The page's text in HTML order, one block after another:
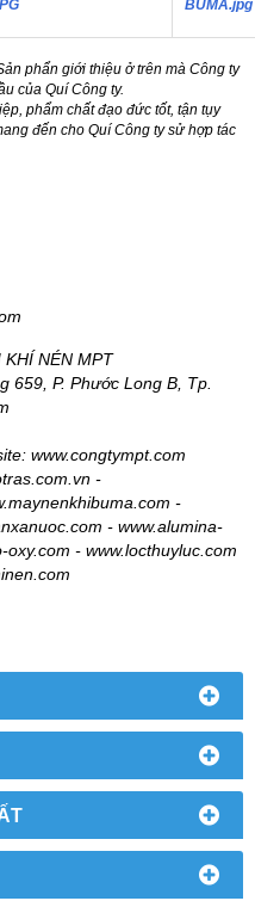
phẩn giới thiệu ở trên mà Công ty
của Quí Công ty.
phẩm chất đạo đức tốt, tận tụy
đến cho Quí Công ty sử hợp tác
KHÍ NÉN MPT
659, P. Phước Long B, Tp.
www.congtympt.com
-
-
- www.alumina-
- www.locthuyluc.com